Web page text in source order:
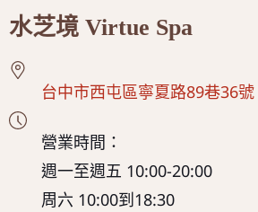
水芝境 Virtue Spa
台中市西屯區寧夏路89巷36號
營業時間：
週一至週五 10:00-20:00
周六 10:00到18:30